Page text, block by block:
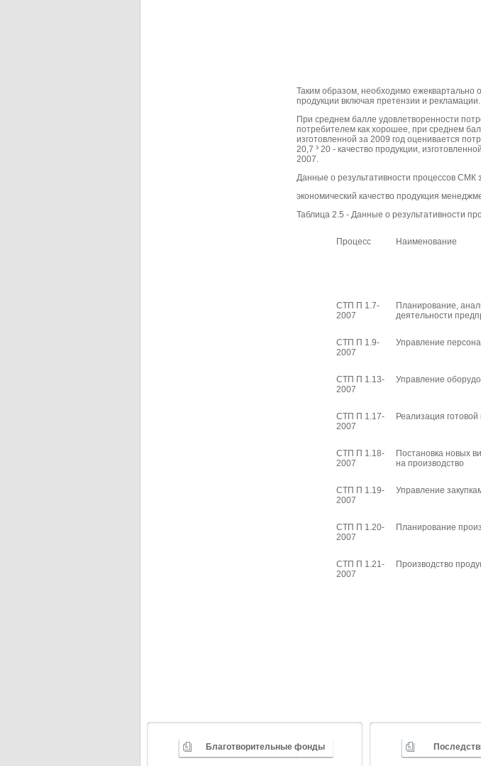
Таким образом, необходимо ежеквартально
продукции включая претензии и рекламации.
При среднем балле удовлетворенности
потребителем как хорошее, при среднем
изготовленной за 2009 год оценивается
20,7 ³ 20 - качество продукции,
2007.
Данные о результативности процессов СМК
экономический качество продукция
Таблица 2.5 - Данные о результативности
Процесс Наименование
СТП П 1.7-
2007
Планирование,
деятельности
СТП П 1.9-
2007
Управление
СТП П 1.13-
2007
Управление
СТП П 1.17-
2007
Реализация готовой
СТП П 1.18-
2007
Постановка новых
на производство
СТП П 1.19-
2007
Управление
СТП П 1.20-
2007
Планирование
СТП П 1.21-
2007
Производство
Благотворительные фонды